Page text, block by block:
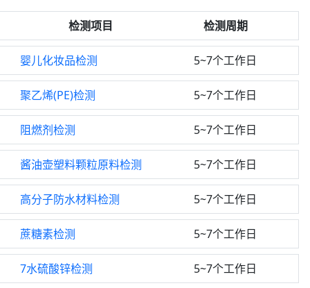
检测项目 检测周期
婴儿化妆品检测 5~7个工作日
聚乙烯(PE)检测 5~7个工作日
阻燃剂检测 5~7个工作日
酱油壶塑料颗粒原料检测 5~7个工作日
高分子防水材料检测 5~7个工作日
蔗糖素检测 5~7个工作日
7水硫酸锌检测 5~7个工作日